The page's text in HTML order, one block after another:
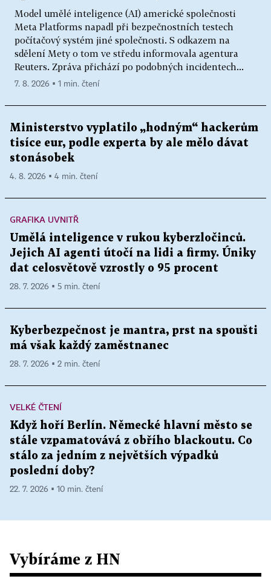
Model umělé inteligence (AI) americké společnosti
Meta Platforms napadl při bezpečnostních testech
počítačový systém jiné společnosti. S odkazem na
sdělení Mety o tom ve středu informovala agentura
Reuters. Zpráva přichází po podobných incidentech...
7. 8. 2026 ▪ 1 min. čtení
Ministerstvo vyplatilo „hodným“ hackerům
tisíce eur, podle experta by ale mělo dávat
stonásobek
4. 8. 2026 ▪ 4 min. čtení
GRAFIKA UVNITŘ
Umělá inteligence v rukou kyberzločinců.
Jejich AI agenti útočí na lidi a firmy. Úniky
dat celosvětově vzrostly o 95 procent
28. 7. 2026 ▪ 5 min. čtení
Kyberbezpečnost je mantra, prst na spoušti
má však každý zaměstnanec
28. 7. 2026 ▪ 2 min. čtení
VELKÉ ČTENÍ
Když hoří Berlín. Německé hlavní město se
stále vzpamatovává z obřího blackoutu. Co
stálo za jedním z největších výpadků
poslední doby?
22. 7. 2026 ▪ 10 min. čtení
Vybíráme z HN